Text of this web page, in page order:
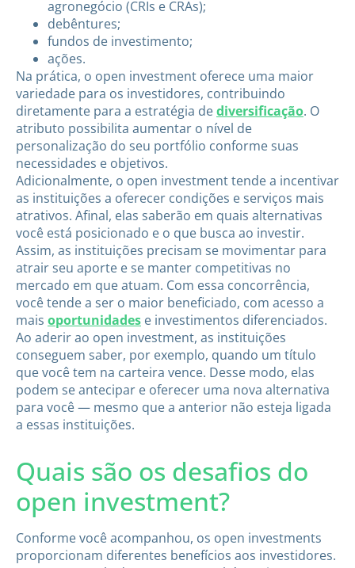
agronegócio (CRIs e CRAs);
debêntures;
fundos de investimento;
ações.
Na prática, o open investment oferece uma maior
variedade para os investidores, contribuindo
diretamente para a estratégia dediversificação. O
atributo possibilita aumentar o nível de
personalização do seu portfólio conforme suas
necessidades e objetivos.
Adicionalmente, o open investment tende a incentivar
as instituições a oferecer condições e serviços mais
atrativos. Afinal, elas saberão em quais alternativas
você está posicionado e o que busca ao investir.
Assim, as instituições precisam se movimentar para
atrair seu aporte e se manter competitivas no
mercado em que atuam. Com essa concorrência,
você tende a ser o maior beneficiado, com acesso a
mais oportunidades e investimentos diferenciados.
Ao aderir ao open investment, as instituições
conseguem saber, por exemplo, quando um título
que você tem na carteira vence. Desse modo, elas
podem se antecipar e oferecer uma nova alternativa
para você — mesmo que a anterior não esteja ligada
a essas instituições.
Quais são os desafios do
open investment?
Conforme você acompanhou, os open investments
proporcionam diferentes benefícios aos investidores.